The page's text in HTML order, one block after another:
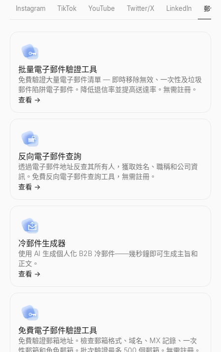
Instagram TikTok YouTube Twitter/X LinkedIn 郵件
Instagram 假粉檢測
即時檢測 Instagram 假粉絲。我們的免費工具分析互動率、粉絲
查看→
Instagram 粉絲數查詢
查看→
即時計算任意 Instagram 賬號的互動率。免費獲取平均點贊數、
查看→
TikTok 假粉檢測
即時檢測 TikTok 假粉絲。我們的免費工具分析互動率、粉絲質量
查看→
TikTok 粉絲數查詢
查看→
即時計算任意 TikTok 賬號的互動率。免費獲取平均點贊數、播放
查看→
YouTube 粉絲數查詢
檢視任意 YouTube 頻道的實時訂閱者數和頻道統計。檢視訂閱者
查看→
YouTube 假粉檢測
查看→
即時計算任意 YouTube 頻道的互動率。免費獲取平均點贊數、播
查看→
X 個人檔案檢視器
匿名檢視公開的 X（Twitter）個人檔案 —— 無需登入。瀏覽任何
查看→
Twitter個人資料搜尋
查看→
檢視任意 Twitter/X 賬號的實時粉絲數和檔案統計。檢視粉絲、關
查看→
LinkedIn 潛在客戶資格鑑定器
貼上 LinkedIn 貼文——查看作者是否是買家並獲得個性化回覆。
查看→
LinkedIn 檔案擷取器
查看→
免費的 LinkedIn 文字格式化工具。一鍵為 LinkedIn 貼文、標題
查看→
批量電子郵件驗證工具
免費驗證大量電子郵件清單 — 即時移除無效、一次性及垃圾
郵件陷阱電子郵件。降低退信率並提高送達率。無需註冊。
查看 →
反向電子郵件查詢
透過電子郵件地址反查其所有人，獲取姓名、職稱和公司資
訊。免費反向電子郵件查詢工具，無需註冊。
查看 →
冷郵件生成器
使用 AI 生成個人化 B2B 冷郵件——幾秒鐘即可生成主旨和
正文。
查看 →
免費電子郵件驗證工具
免費驗證郵箱地址。檢查郵箱格式、域名、MX 記錄、一次
性郵箱和角色郵箱。批次驗證最多 500 個郵箱。無需註冊。